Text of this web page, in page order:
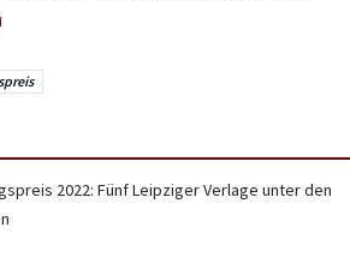
2022: Fünf Leipziger Verlage unter den